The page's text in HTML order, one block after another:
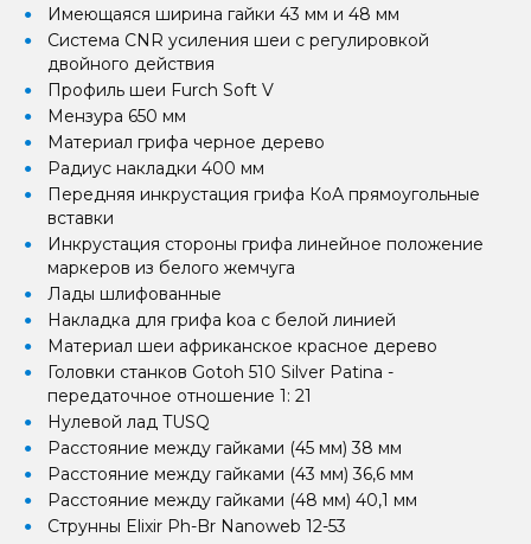
Имеющаяся ширина гайки 43 мм и 48 мм
Система CNR усиления шеи с регулировкой
двойного действия
Профиль шеи Furch Soft V
Мензура 650 мм
Материал грифа черное дерево
Радиус накладки 400 мм
Передняя инкрустация грифа КоА прямоугольные
вставки
Инкрустация стороны грифа линейное положение
маркеров из белого жемчуга
Лады шлифованные
Накладка для грифа koa с белой линией
Материал шеи африканское красное дерево
Головки станков Gotoh 510 Silver Patina -
передаточное отношение 1: 21
Нулевой лад TUSQ
Расстояние между гайками (45 мм) 38 мм
Расстояние между гайками (43 мм) 36,6 мм
Расстояние между гайками (48 мм) 40,1 мм
Струнны Elixir Ph-Br Nanoweb 12-53